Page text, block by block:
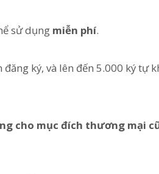
sử dụng miễn phí.
ký, và lên đến 5.000 ký tự
cho mục đích thương mại